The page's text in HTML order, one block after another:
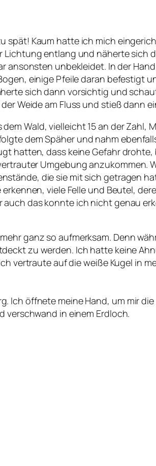
spät! Kaum hatte ich mich
entlang und näherte sich
ansonsten unbekleidet. In der
einige Pfeile daran befestigt
sich dann vorsichtig und
Weide am Fluss und stieß dann
Wald, vielleicht 15 an der Zahl,
dem Späher und nahm
hatten, dass keine Gefahr
Umgebung anzukommen.
die sie mit sich getragen
viele Felle und Beutel,
auch das konnte ich nicht genau
ganz so aufmerksam. Denn
zu werden. Ich hatte keine
vertraute auf die weiße Kugel in
Ich öffnete meine Hand, um mir
verschwand in einem Erdloch.